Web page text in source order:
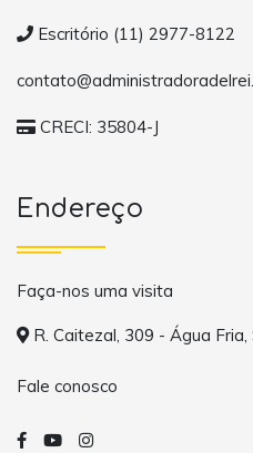
Escritório (11) 2977-8122
CRECI: 35804-J
Endereço
Faça-nos uma visita
R. Caitezal, 309 - Água
Fale conosco